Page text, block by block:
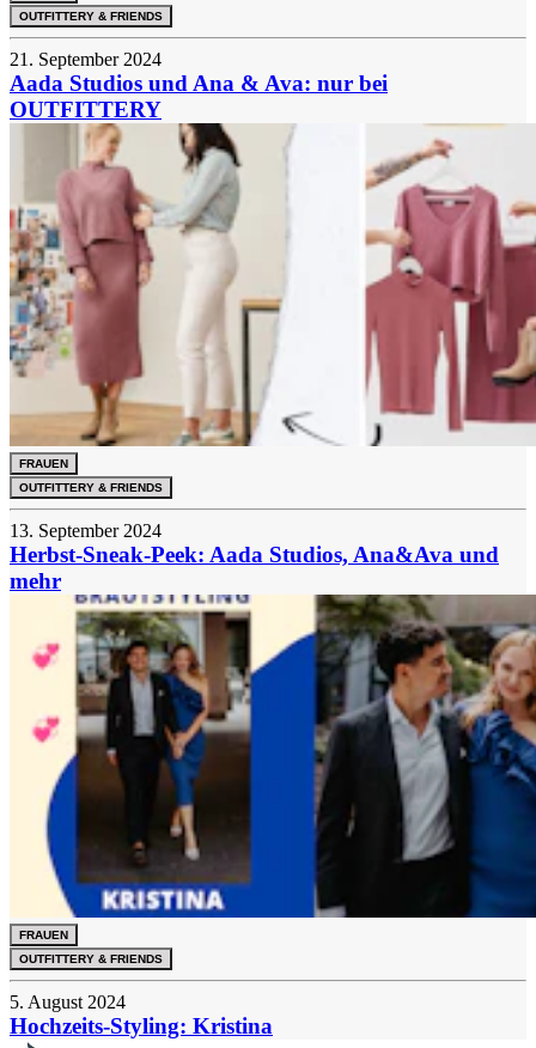
OUTFITTERY & FRIENDS
21. September 2024
Aada Studios und Ana & Ava: nur bei
OUTFITTERY
FRAUEN
OUTFITTERY & FRIENDS
13. September 2024
Herbst-Sneak-Peek: Aada Studios, Ana&Ava und
mehr
FRAUEN
OUTFITTERY & FRIENDS
5. August 2024
Hochzeits-Styling: Kristina